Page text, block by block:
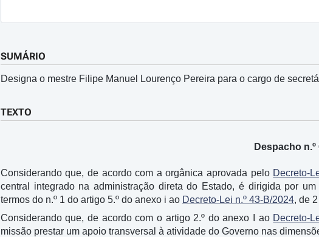
SUMÁRIO
Designa o mestre Filipe Manuel Lourenço Pereira para o cargo de
TEXTO
Despacho
Considerando que, de acordo com a orgânica aprovada pelo Decreto-
central integrado na administração direta do Estado, é dirigida por
termos do n.º 1 do artigo 5.º do anexo i ao Decreto-Lei n.º 43-B/2024, de
Considerando que, de acordo com o artigo 2.º do anexo I ao Decreto-
missão prestar um apoio transversal à atividade do Governo nas